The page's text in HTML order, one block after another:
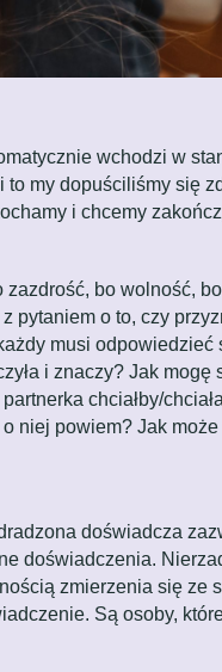
wchodzi w
my dopuściliśmy się
i chcemy
zazdrość, bo wolność,
pytaniem o to, czy
musi odpowiedzieć
i znaczy? Jak mogę
chciałby/
niej powiem? Jak może
doświadcza
doświadczenia.
zmierzenia się ze
Są osoby,